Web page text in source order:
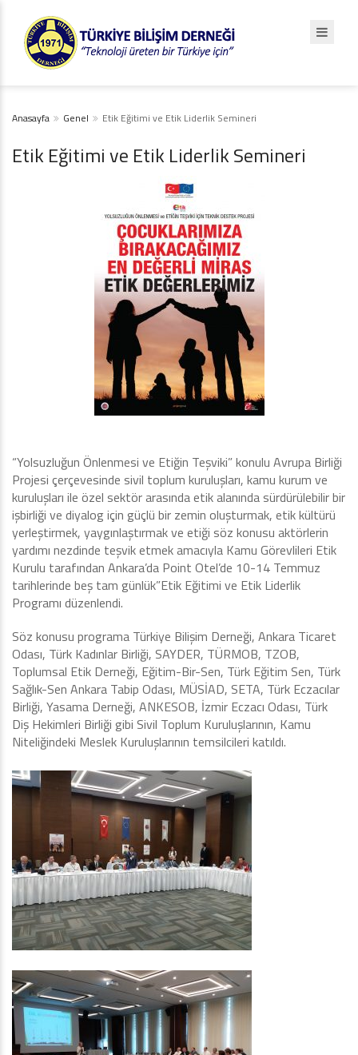
Anasayfa Genel Etik Eğitimi ve Etik Liderlik Semineri
Etik Eğitimi ve Etik Liderlik Semineri
“Yolsuzluğun Önlenmesi ve Etiğin Teşviki” konulu Avrupa Birliği
Projesi çerçevesinde sivil toplum kuruluşları, kamu kurum ve
kuruluşları ile özel sektör arasında etik alanında sürdürülebilir bir
işbirliği ve diyalog için güçlü bir zemin oluşturmak, etik kültürü
yerleştirmek, yaygınlaştırmak ve etiği söz konusu aktörlerin
yardımı nezdinde teşvik etmek amacıyla Kamu Görevlileri Etik
Kurulu tarafından Ankara’da Point Otel’de 10-14 Temmuz
tarihlerinde beş tam günlük”Etik Eğitimi ve Etik Liderlik
Programı düzenlendi.
Söz konusu programa Türkiye Bilişim Derneği, Ankara Ticaret
Odası, Türk Kadınlar Birliği, SAYDER, TÜRMOB, TZOB,
Toplumsal Etik Derneği, Eğitim-Bir-Sen, Türk Eğitim Sen, Türk
Sağlık-Sen Ankara Tabip Odası, MÜSİAD, SETA, Türk Eczacılar
Birliği, Yasama Derneği, ANKESOB, İzmir Eczacı Odası, Türk
Diş Hekimleri Birliği gibi Sivil Toplum Kuruluşlarının, Kamu
Niteliğindeki Meslek Kuruluşlarının temsilcileri katıldı.